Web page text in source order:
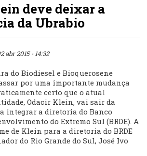
deve deixar a
da Ubrabio
abr 2015 - 14:32
do Biodiesel e Bioquerosene
por uma importante mudança
certo que o atual
Odacir Klein, vai sair da
integrar a diretoria do Banco
do Extremo Sul (BRDE). A
de Klein para a diretoria do BRDE
do Rio Grande do Sul, José Ivo